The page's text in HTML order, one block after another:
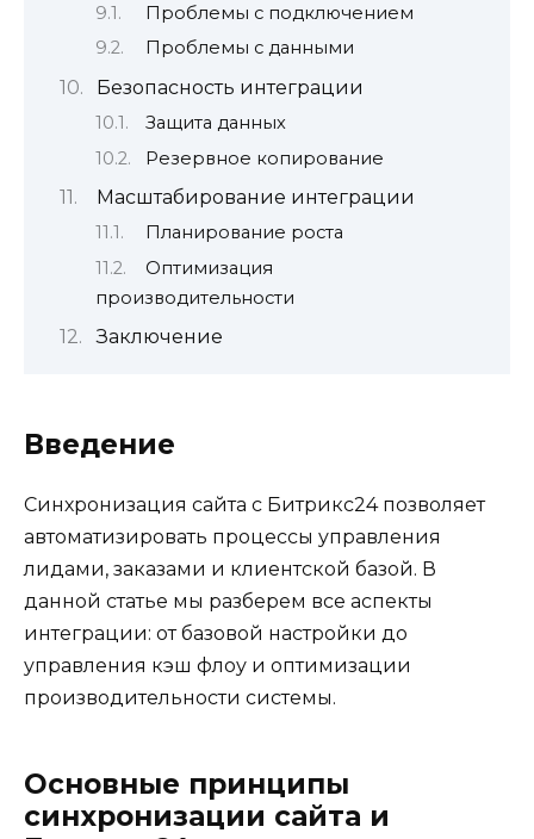
Проблемы с подключением
Проблемы с данными
Безопасность интеграции
Защита данных
Резервное копирование
Масштабирование интеграции
Планирование роста
Оптимизация
производительности
Заключение
Введение
Синхронизация сайта с Битрикс24 позволяет
автоматизировать процессы управления
лидами, заказами и клиентской базой. В
данной статье мы разберем все аспекты
интеграции: от базовой настройки до
управления кэш флоу и оптимизации
производительности системы.
Основные принципы
синхронизации сайта и